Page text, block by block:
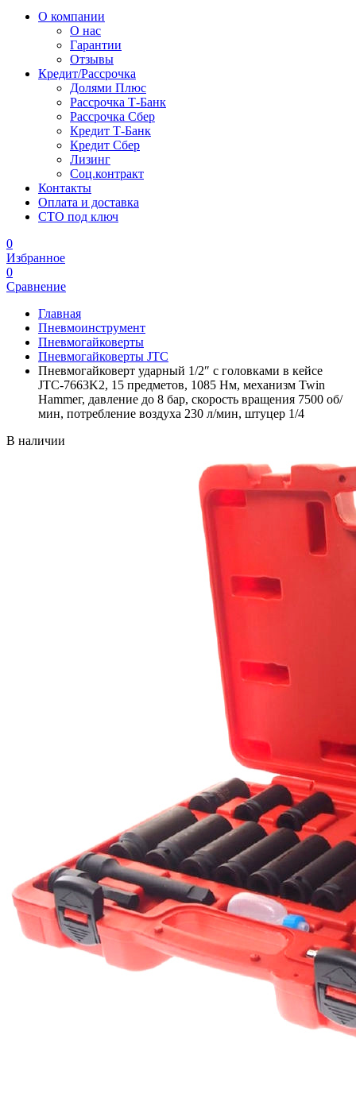
О компании
О нас
Гарантии
Отзывы
Кредит/Рассрочка
Долями Плюс
Рассрочка Т-Банк
Рассрочка Сбер
Кредит Т-Банк
Кредит Сбер
Лизинг
Соц.контракт
Контакты
Оплата и доставка
СТО под ключ
0
Избранное
0
Сравнение
Главная
Пневмоинструмент
Пневмогайковерты
Пневмогайковерты JTC
Пневмогайковерт ударный 1/2″ с головками в кейсе
JTC-7663K2, 15 предметов, 1085 Нм, механизм Twin
Hammeг, давление до 8 бар, скорость вращения 7500 об/
мин, потребление воздуха 230 л/мин, штуцер 1/4
В наличии